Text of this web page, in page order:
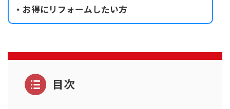
・お得にリフォームしたい方
目次